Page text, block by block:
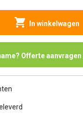
In winkelwagen
Offerte aanvragen